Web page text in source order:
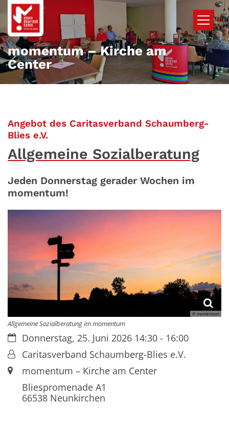
Zum Inhalt springen
momentum – Kirche am
Center
Angebot des Caritasverband Schaumberg-
Blies e.V.:
Allgemeine Sozialberatung
Jeden Donnerstag gerader Wochen im
momentum!
© momentum
Allgemeine Sozialberatung im momentum
Datum:Donnerstag, 25. Juni 2026 14:30 - 16:00
Von:Caritasverband Schaumberg-Blies e.V.
Ort:momentum – Kirche am Center
Bliespromenade A1
66538Neunkirchen